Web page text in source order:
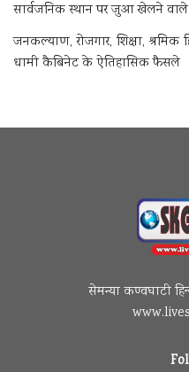
सार्वजनिक स्थान पर जुआ खेलने वाले
जनकल्याण, रोजगार, शिक्षा,
धामी कैबिनेट के ऐतिहासिक फैसले
सेमन्या कण्वघाटी